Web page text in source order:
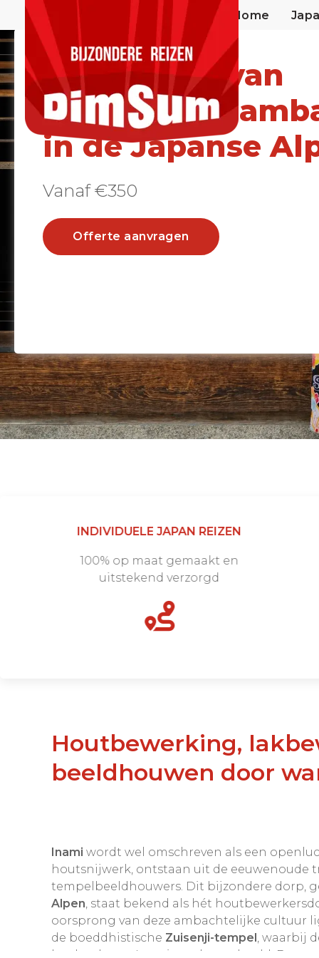
Home
Inami dorp van
traditionele
in de Japanse
Vanaf €350
Offerte aanvragen
INDIVIDUELE JAPAN REIZEN
100% op maat gemaakt en
uitstekend verzorgd
Houtbewerking, lakbewerking,
beeldhouwen door
Inami wordt wel omschreven als een
houtsnijwerk, ontstaan uit de eeuwenoude
tempelbeeldhouwers. Dit bijzondere dorp,
Alpen , staat bekend als hét
oorsprong van deze ambachtelijke cultuur
de boeddhistische Zuisenji-tempel , waarbij
het land naar Inami werden gehaald.